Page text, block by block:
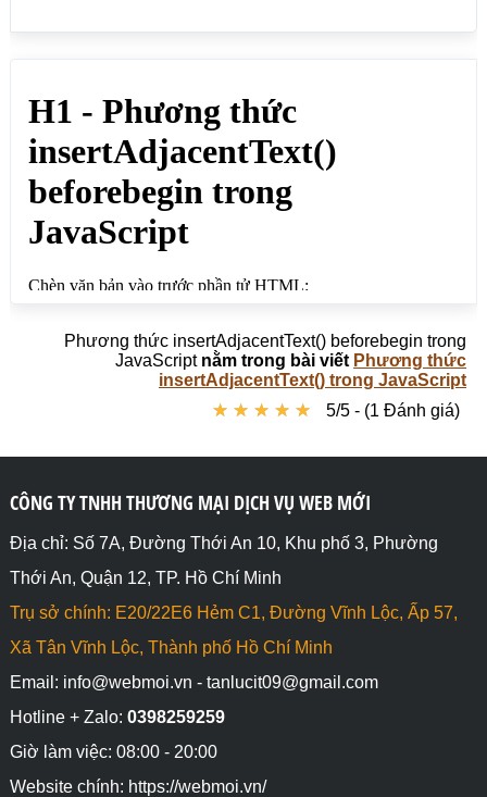
Phương thức insertAdjacentText() beforebegin trong
JavaScript nằm trong bài viết Phương thức
insertAdjacentText() trong JavaScript
★ ★ ★ ★ ★
★ ★ ★ ★ ★ 5/5 - (1 Đánh giá)
CÔNG TY TNHH THƯƠNG MẠI DỊCH VỤ WEB MỚI
Địa chỉ: Số 7A, Đường Thới An 10, Khu phố 3, Phường
Thới An, Quận 12, TP. Hồ Chí Minh
Trụ sở chính: E20/22E6 Hẻm C1, Đường Vĩnh Lộc, Ấp 57,
Xã Tân Vĩnh Lộc, Thành phố Hồ Chí Minh
Email: info@webmoi.vn - tanlucit09@gmail.com
Hotline + Zalo: 0398259259
Giờ làm việc: 08:00 - 20:00
Website chính: https://webmoi.vn/